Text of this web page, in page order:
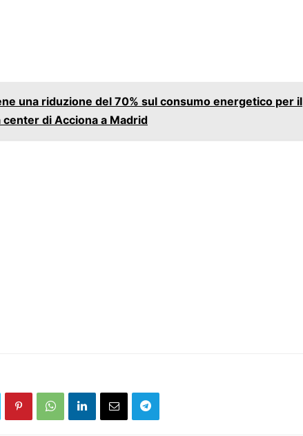
una riduzione del 70% sul consumo energetico per il
di Acciona a Madrid